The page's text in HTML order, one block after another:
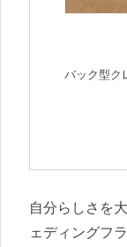
バック型ク
自分らしさを
ェディングフ